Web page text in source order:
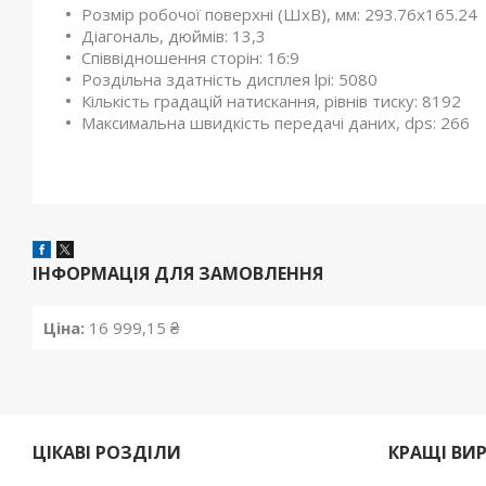
Розмір робочої поверхні (ШхВ), мм: 293.76х165.24
Діагональ, дюймів: 13,3
Співвідношення сторін: 16:9
Роздільна здатність дисплея lpi: 5080
Кількість градацій натискання, рівнів тиску: 8192
Максимальна швидкість передачі даних, dps: 266
ІНФОРМАЦІЯ ДЛЯ ЗАМОВЛЕННЯ
Ціна: 16 999,15 ₴
ЦІКАВІ РОЗДІЛИ КРАЩІ